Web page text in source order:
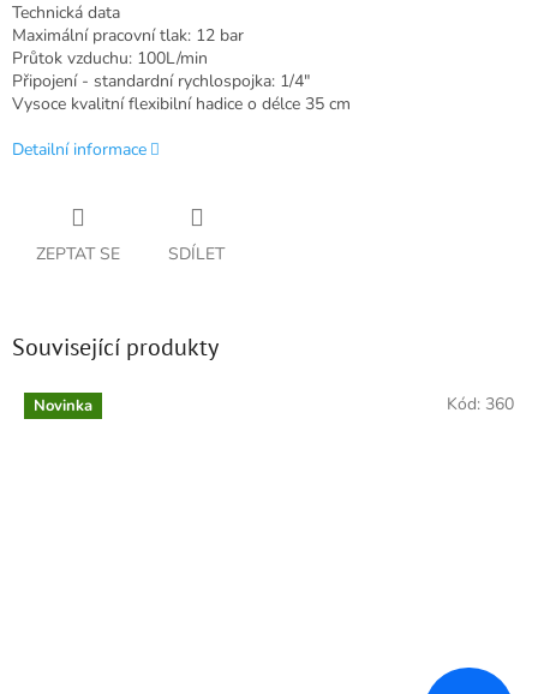
Technická data
Maximální pracovní tlak: 12 bar
Průtok vzduchu: 100L/min
Připojení - standardní rychlospojka: 1/4"
Vysoce kvalitní flexibilní hadice o délce 35 cm
Detailní informace
ZEPTAT SE SDÍLET
Související produkty
Novinka Kód: 360